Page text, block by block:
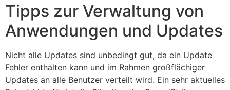
Tipps zur Verwaltung von
Anwendungen und Updates
Nicht alle Updates sind unbedingt gut, da ein Update
Fehler enthalten kann und im Rahmen großflächiger
Updates an alle Benutzer verteilt wird. Ein sehr aktuelles